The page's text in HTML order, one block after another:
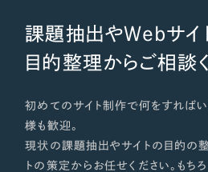
課題抽出やWebサイ
目的整理からご相談
初めてのサイト制作で何をすれば
様も歓迎。
現状の課題抽出やサイトの目的の整
トの策定からお任せください。もち